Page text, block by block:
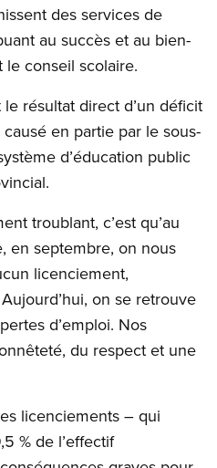
des services de
au succès et au bien-
conseil scolaire.
résultat direct d’un déficit
en partie par le sous-
d’éducation public
troublant, c’est qu’au
en septembre, on nous
licenciement,
on se retrouve
d’emploi. Nos
du respect et une
licenciements – qui
% de l’effectif